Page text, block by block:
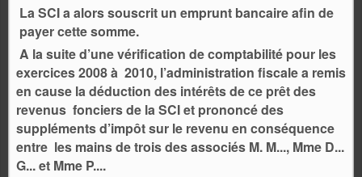
La SCI a alors souscrit un emprunt bancaire afin de
payer cette somme.
A la suite d’une vérification de comptabilité pour les
exercices 2008 à 2010, l’administration fiscale a remis
en cause la déduction des intérêts de ce prêt des
revenus fonciers de la SCI et prononcé des
suppléments d’impôt sur le revenu en conséquence
entre les mains de trois des associés M. M..., Mme D...
G... et Mme P....